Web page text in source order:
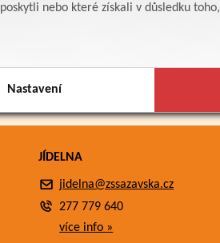
nebo které získali v důsledku
Nastavení
JÍDELNA
jidelna@zssazavska.cz
277 779 640
více info »